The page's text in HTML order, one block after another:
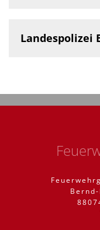
Landespolizei